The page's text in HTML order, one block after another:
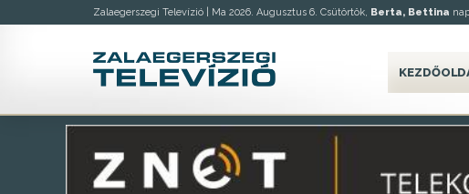
Zalaegerszegi Televízió | Ma 2026. Augusztus 6. Csütörtök, Berta, Bettina